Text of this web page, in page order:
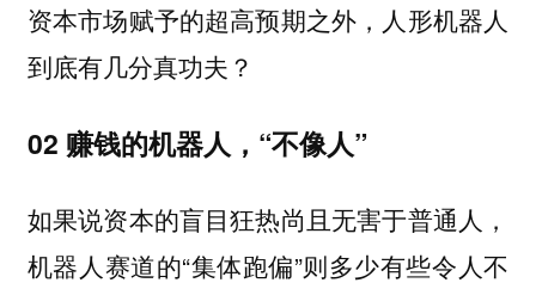
资本市场赋予的超高预期之外，人形机器人
到底有几分真功夫？
02 赚钱的机器人，“不像人”
如果说资本的盲目狂热尚且无害于普通人，
机器人赛道的“集体跑偏”则多少有些令人不